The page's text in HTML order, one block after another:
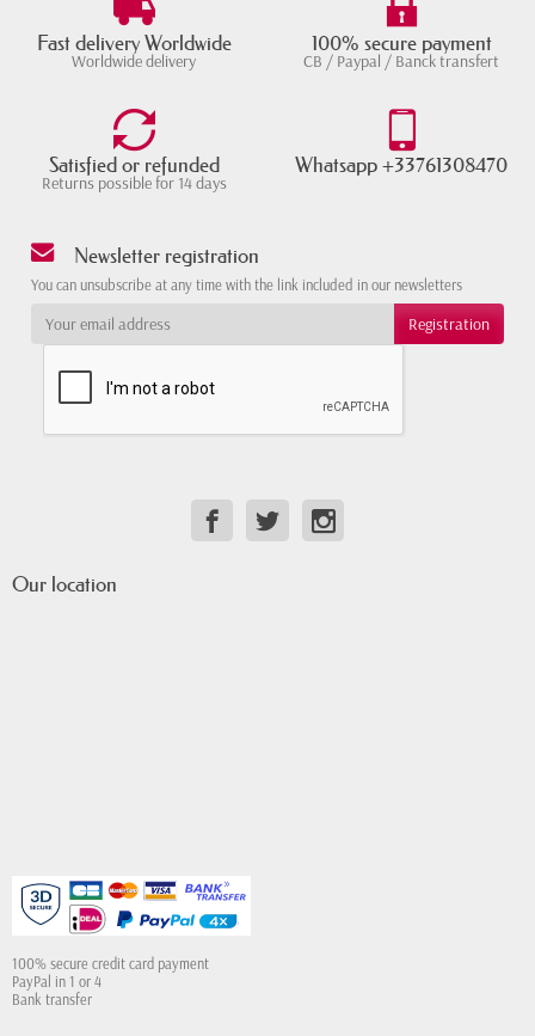
Fast delivery Worldwide
Worldwide delivery
100% secure payment
CB / Paypal / Banck transfert
Satisfied or refunded
Returns possible for 14 days
Whatsapp +33761308470
Newsletter registration
You can unsubscribe at any time with the link included in our newsletters
Our location
100% secure credit card payment
PayPal in 1 or 4
Bank transfer